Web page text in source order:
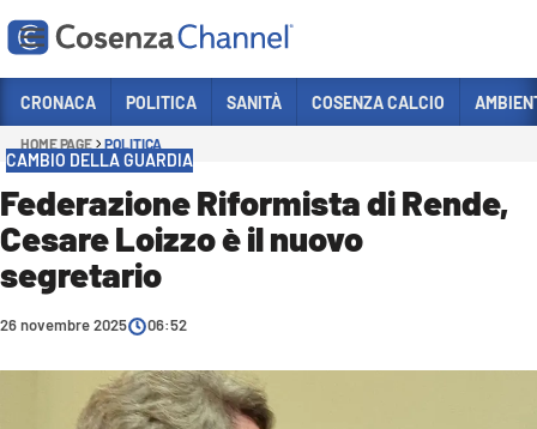
Sezioni
POLITICA
COSENZA CALCIO
ECONOMIA E LAVORO
SANITÀ
CRONACA POLITICA SANITÀ COSENZA CALCIO
HOME PAGE POLITICA
CAMBIO DELLA GUARDIA
Federazione Riformista di Rende,
Cesare Loizzo è il nuovo
segretario
26 novembre 2025 06:52